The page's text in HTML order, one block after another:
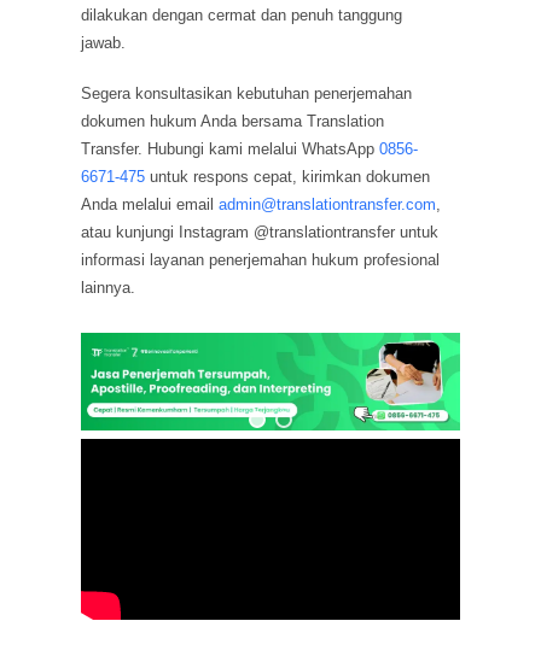
dilakukan dengan cermat dan penuh tanggung
jawab.
Segera konsultasikan kebutuhan penerjemahan
dokumen hukum Anda bersama Translation
Transfer. Hubungi kami melalui WhatsApp0856-
6671-475 untuk respons cepat, kirimkan dokumen
Anda melalui emailadmin@translationtransfer.com,
atau kunjungi Instagram @translationtransfer untuk
informasi layanan penerjemahan hukum profesional
lainnya.